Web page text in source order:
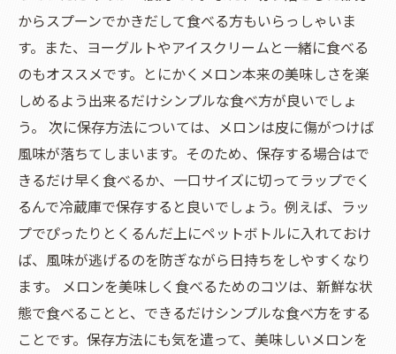
からスプーンでかきだして食べる方もいらっしゃいま
す。また、ヨーグルトやアイスクリームと一緒に食べる
のもオススメです。とにかくメロン本来の美味しさを楽
しめるよう出来るだけシンプルな食べ方が良いでしょ
う。 次に保存方法については、メロンは皮に傷がつけば
風味が落ちてしまいます。そのため、保存する場合はで
きるだけ早く食べるか、一口サイズに切ってラップでく
るんで冷蔵庫で保存すると良いでしょう。例えば、ラッ
プでぴったりとくるんだ上にペットボトルに入れておけ
ば、風味が逃げるのを防ぎながら日持ちをしやすくなり
ます。 メロンを美味しく食べるためのコツは、新鮮な状
態で食べることと、できるだけシンプルな食べ方をする
ことです。保存方法にも気を遣って、美味しいメロンを